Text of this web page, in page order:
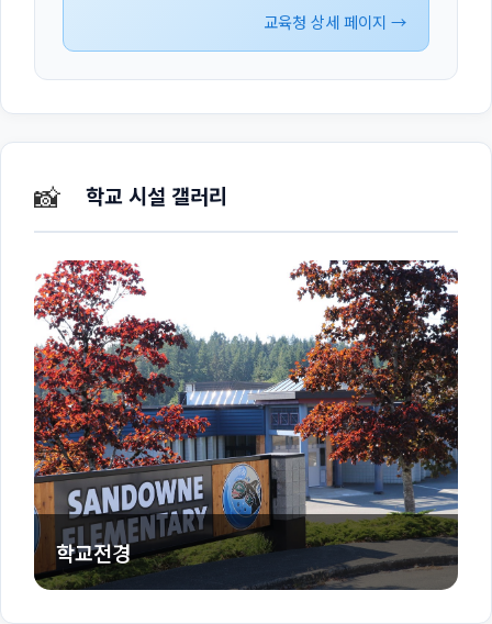
교육청 상세 페이지 →
📸 학교 시설 갤러리
학교전경